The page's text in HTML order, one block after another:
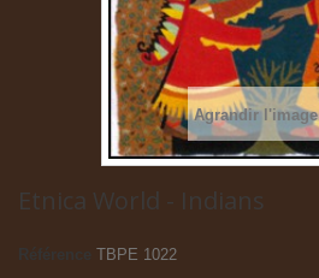
Agrandir l'image
Etnica World - Indians
Référence
TBPE 1022